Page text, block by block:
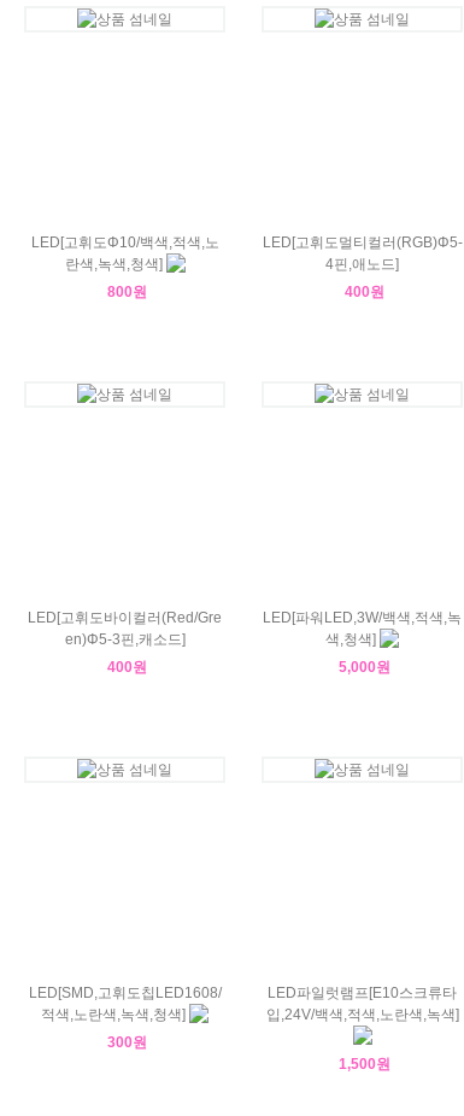
LED[고휘도Φ10/백색,적색,노
란색,녹색,청색]
800원
LED[고휘도멀티컬러(RGB)Φ5-
4핀,애노드]
400원
LED[고휘도바이컬러(Red/Gre
en)Φ5-3핀,캐소드]
400원
LED[파워LED,3W/백색,적색,녹
색,청색]
5,000원
LED[SMD,고휘도칩LED1608/
적색,노란색,녹색,청색]
300원
LED파일럿램프[E10스크류타
입,24V/백색,적색,노란색,녹색]
1,500원